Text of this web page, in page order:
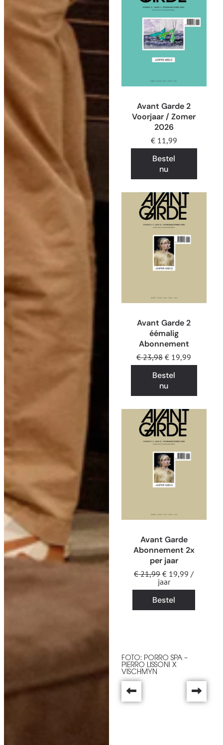
Avant Garde 2
Voorjaar / Zomer
2026
€11,99
Bestel
nu
Avant Garde 2
éémalig
Abonnement
€23,98 € 19,99
Bestel
nu
Avant Garde
Abonnement 2x
per jaar
€21,99 € 19,99 /
jaar
Bestel
FOTO: PORRO SPA –
PIERRO LISSONI X
VISCHMYN